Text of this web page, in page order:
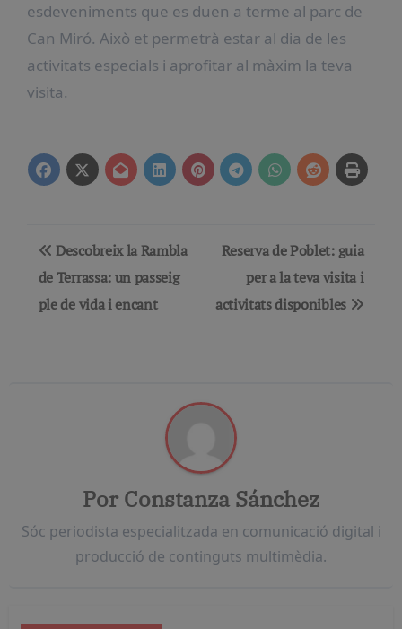
esdeveniments que es duen a terme al parc de
Can Miró. Això et permetrà estar al dia de les
activitats especials i aprofitar al màxim la teva
visita.
Navegación
de
entradas
Descobreix la Rambla
de Terrassa: un passeig
ple de vida i encant
Reserva de Poblet: guia
per a la teva visita i
activitats disponibles
Por Constanza Sánchez
Sóc periodista especialitzada en comunicació digital i
producció de continguts multimèdia.